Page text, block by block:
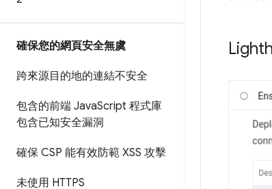
確保您的網頁安全無虞
跨來源目的地的連結不安全
包含的前端 JavaScript 程式庫
包含已知安全漏洞
確保 CSP 能有效防範 XSS 攻擊
未使用 HTTPS